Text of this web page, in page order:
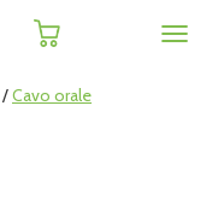
/Cavo orale